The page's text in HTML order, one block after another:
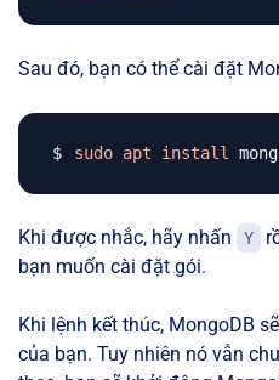
Sau đó, bạn có thể cài đặt
sudo apt install
Khi được nhắc, hãy nhấn Y
bạn muốn cài đặt gói.
Khi lệnh kết thúc, MongoDB
của bạn. Tuy nhiên nó vẫn